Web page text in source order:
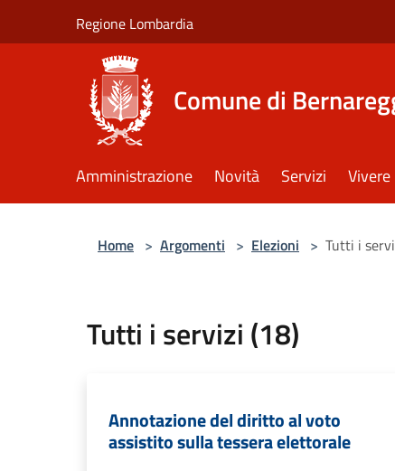
Regione Lombardia
Comune di
Amministrazione Novità Servizi
Home > Argomenti > Elezioni > Tutti i
Tutti i servizi (18)
Annotazione del diritto al voto
assistito sulla tessera elettorale